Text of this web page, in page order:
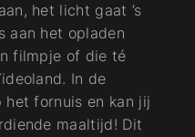
het licht gaat ’s
aan het opladen
filmpje of die té
In de
fornuis en kan jij
maaltijd! Dit